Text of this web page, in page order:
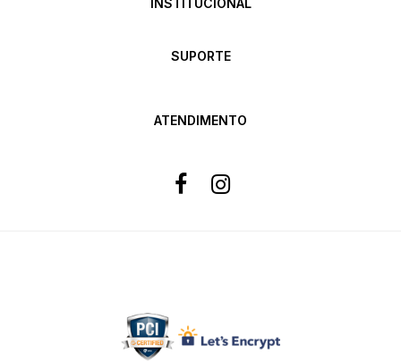
INSTITUCIONAL
SUPORTE
ATENDIMENTO